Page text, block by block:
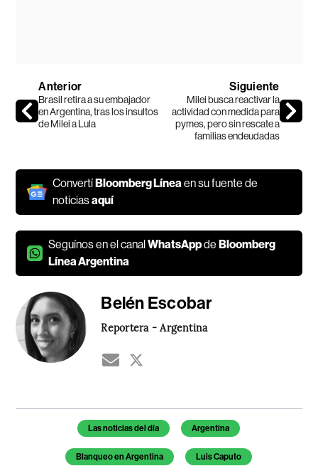
Anterior
Brasil retira a su embajador
en Argentina, tras los insultos
de Milei a Lula
Siguiente
Milei busca reactivar la
actividad con medida para
pymes, pero sin rescate a
familias endeudadas
ConvertíBloomberg Líneaen su fuente de
noticiasaquí
Seguínos en el canalWhatsAppdeBloomberg
Línea Argentina
Belén Escobar
Reportera - Argentina
Temas de este artículo
Las noticias del día Argentina
Blanqueo en Argentina Luis Caputo